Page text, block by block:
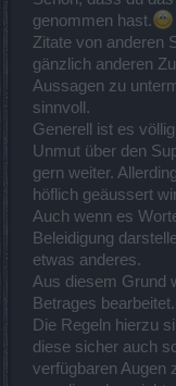
genommen hast.
Zitate von anderen
gänzlich anderen
Aussagen zu
sinnvoll.
Generell ist es
Unmut über den
gern weiter.
höflich geäussert
Auch wenn es
Beleidigung
etwas anderes.
Aus diesem Grund
Betrages bearbeitet.
Die Regeln hierzu
diese sicher auch
verfügbaren Augen